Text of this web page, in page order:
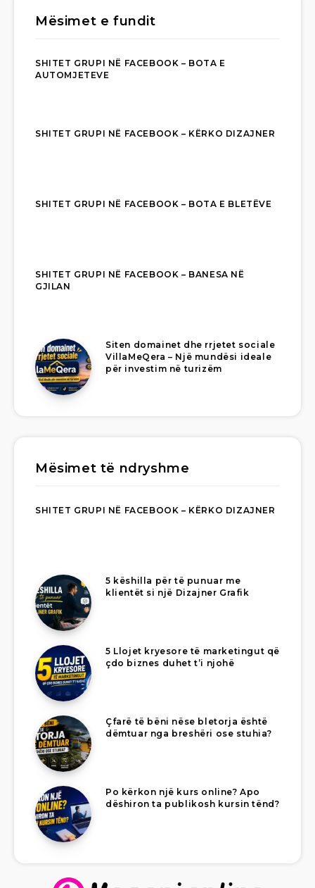
Mësimet e fundit
SHITET GRUPI NË FACEBOOK – BOTA E
AUTOMJETEVE
SHITET GRUPI NË FACEBOOK – KËRKO DIZAJNER
SHITET GRUPI NË FACEBOOK – BOTA E BLETËVE
SHITET GRUPI NË FACEBOOK – BANESA NË
GJILAN
Siten domainet dhe rrjetet sociale
VillaMeQera – Një mundësi ideale
për investim në turizëm
Mësimet të ndryshme
SHITET GRUPI NË FACEBOOK – KËRKO DIZAJNER
5 këshilla për të punuar me
klientët si një Dizajner Grafik
5 Llojet kryesore të marketingut që
çdo biznes duhet t’i njohë
Çfarë të bëni nëse bletorja është
dëmtuar nga breshëri ose stuhia?
Po kërkon një kurs online? Apo
dëshiron ta publikosh kursin tënd?